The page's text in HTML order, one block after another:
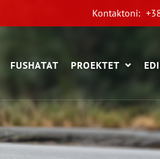
Kontaktoni:
FUSHATAT PROEKTET